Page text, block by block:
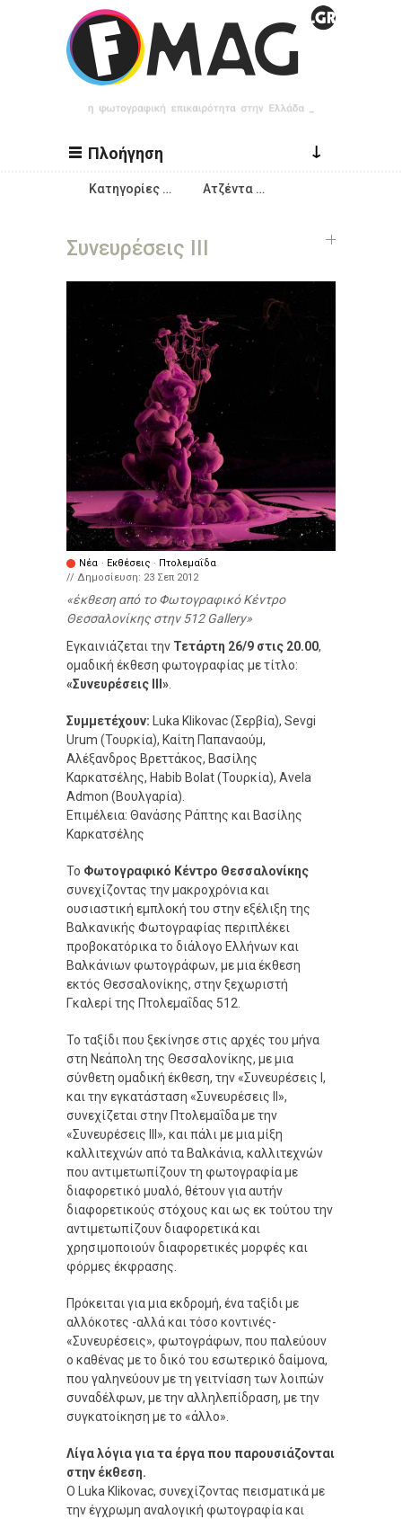
Παράκαμψη προς το κυρίως περιεχόμενο
Πλοήγηση ↓
Κατηγορίες … Ατζέντα …
Συνευρέσεις ΙΙΙ
Νέα · Εκθέσεις · Πτολεμαΐδα
// Δημοσίευση: 23 Σεπ 2012
έκθεση από το Φωτογραφικό Κέντρο
Θεσσαλονίκης στην 512 Gallery
Εγκαινιάζεται την Τετάρτη 26/9 στις 20.00,
ομαδική έκθεση φωτογραφίας με τίτλο:
«Συνευρέσεις ΙΙΙ»
Συμμετέχουν: Luka Klikovac (Σερβία), Sevgi
Urum (Τουρκία), Καίτη Παπαναούμ,
Αλέξανδρος Βρεττάκος, Βασίλης
Καρκατσέλης, Habib Bolat (Τουρκία), Avela
Admon (Βουλγαρία).
Επιμέλεια: Θανάσης Ράπτης και Βασίλης
Καρκατσέλης
Το Φωτογραφικό Κέντρο Θεσσαλονίκης
συνεχίζοντας την μακροχρόνια και
ουσιαστική εμπλοκή του στην εξέλιξη της
Βαλκανικής Φωτογραφίας περιπλέκει
προβοκατόρικα το διάλογο Ελλήνων και
Βαλκάνιων φωτογράφων, με μια έκθεση
εκτός Θεσσαλονίκης, στην ξεχωριστή
Γκαλερί της Πτολεμαΐδας 512.
Το ταξίδι που ξεκίνησε στις αρχές του μήνα
στη Νεάπολη της Θεσσαλονίκης, με μια
σύνθετη ομαδική έκθεση, την «Συνευρέσεις I,
και την εγκατάσταση «Συνευρέσεις II»,
συνεχίζεται στην Πτολεμαΐδα με την
«Συνευρέσεις III», και πάλι με μια μίξη
καλλιτεχνών από τα Βαλκάνια, καλλιτεχνών
που αντιμετωπίζουν τη φωτογραφία με
διαφορετικό μυαλό, θέτουν για αυτήν
διαφορετικούς στόχους και ως εκ τούτου την
αντιμετωπίζουν διαφορετικά και
χρησιμοποιούν διαφορετικές μορφές και
φόρμες έκφρασης.
Πρόκειται για μια εκδρομή, ένα ταξίδι με
αλλόκοτες -αλλά και τόσο κοντινές-
«Συνευρέσεις», φωτογράφων, που παλεύουν
ο καθένας με το δικό του εσωτερικό δαίμονα,
που γαληνεύουν με τη γειτνίαση των λοιπών
συναδέλφων, με την αλληλεπίδραση, με την
συγκατοίκηση με το «άλλο».
Λίγα λόγια για τα έργα που παρουσιάζονται
στην έκθεση.
Ο Luka Klikovac, συνεχίζοντας πεισματικά με
την έγχρωμη αναλογική φωτογραφία και